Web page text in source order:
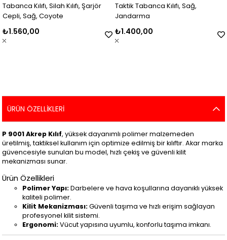
Tabanca Kılıfı, Silah Kılıfı, Şarjör
Cepli, Sağ, Coyote
₺1.560,00
Taktik Tabanca Kılıfı, Sağ,
Jandarma
₺1.400,00
ÜRÜN ÖZELLIKLERI
P 9001 Akrep Kılıf, yüksek dayanımlı polimer malzemeden
üretilmiş, taktiksel kullanım için optimize edilmiş bir kılıftır. Akar marka
güvencesiyle sunulan bu model, hızlı çekiş ve güvenli kilit
mekanizması sunar.
Ürün Özellikleri
Polimer Yapı:Darbelere ve hava koşullarına dayanıklı yüksek
kaliteli polimer.
Kilit Mekanizması:Güvenli taşıma ve hızlı erişim sağlayan
profesyonel kilit sistemi.
Ergonomi:Vücut yapısına uyumlu, konforlu taşıma imkanı.